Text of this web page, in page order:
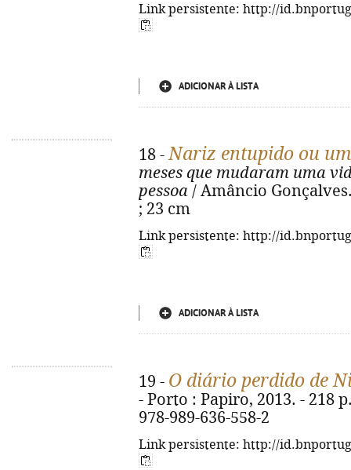
Link persistente: http://
ADICIONAR À LISTA
18 -Nariz entupido ou
meses que mudaram uma
pessoa / Amâncio
; 23 cm
Link persistente: http://
ADICIONAR À LISTA
19 - O diário perdido de
- Porto : Papiro, 2013. - 218
978-989-636-558-2
Link persistente: http://